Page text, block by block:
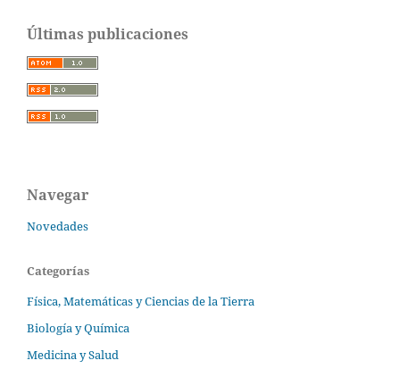
Últimas publicaciones
Navegar
Novedades
Categorías
Física, Matemáticas y Ciencias de la Tierra
Biología y Química
Medicina y Salud